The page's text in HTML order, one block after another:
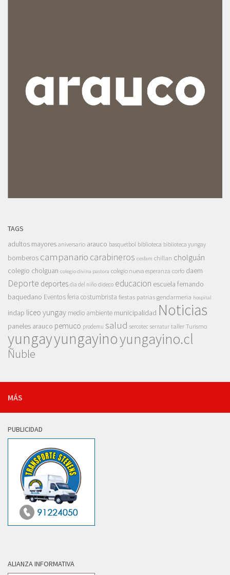
TAGS
adultos mayores aniversario arauco basquetbol biblioteca biblioteca yungay
bomberos campanario carabineros cesfam chillan cholguán
colegio cholguan colegio divina pastora colegio nueva esperanza corfo daem
Deporte deportes dia del niño dideco educacion escuela fernando
baquedano Eventosferia costumbrista fiestas patrias gendarmeria hospital
indap liceo yungay medio ambiente municipalidad Noticias
paneles arauco pemuco prodemu salud sercotec sernatur taller Turismo
yungayyungayinoyungayino.cl
Ñuble
MÁS
PUBLICIDAD
ALIANZA INFORMATIVA